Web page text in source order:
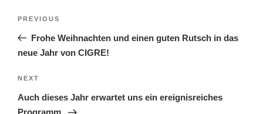
Previous
Post
PREVIOUS
Frohe Weihnachten und einen guten Rutsch in das
neue Jahr von CIGRE!
Next
Post
NEXT
Auch dieses Jahr erwartet uns ein ereignisreiches